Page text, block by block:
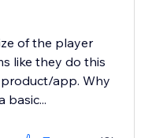
of the player
like they do this
app. Why
basic...